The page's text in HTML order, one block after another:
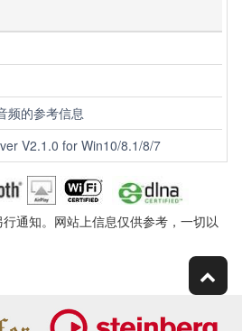
频的参考信息
V2.1.0 for Win10/8.1/8/7
通知。网站上信息仅供参考，一切以